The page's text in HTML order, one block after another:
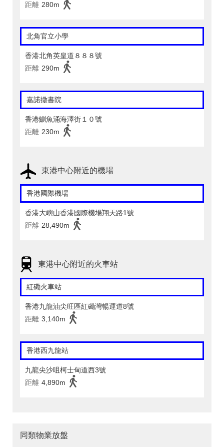
距離 280m
北角官立小學
香港北角英皇道８８８號
距離 290m
嘉諾撒書院
香港鰂魚涌海澤街１０號
距離 230m
東港中心附近的機場
香港國際機場
香港大嶼山香港國際機場翔天路1號
距離 28,490m
東港中心附近的火車站
紅磡火車站
香港九龍油尖旺區紅磡灣暢運道8號
距離 3,140m
香港西九龍站
九龍尖沙咀柯士甸道西3號
距離 4,890m
同類物業放盤